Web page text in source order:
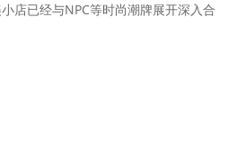
店已经与NPC等时尚潮牌展开深入合